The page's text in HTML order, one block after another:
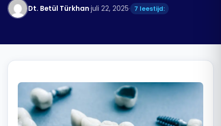
Português
Български
Română
Dt. Betül Türkhan·juli 22, 2025· 7 leestijd: